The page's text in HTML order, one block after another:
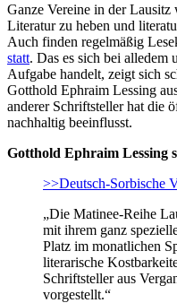
Ganze Vereine in der
Literatur zu heben und
Auch finden regelmäßig
statt. Das es sich bei alledem
Aufgabe handelt, zeigt sich
Gotthold Ephraim Lessing
anderer Schriftsteller hat die
nachhaltig beeinflusst.
Gotthold Ephraim Lessing
>>Deutsch-Sorbische
„Die Matinee-Reihe
mit ihrem ganz
Platz im monatlichen
literarische
Schriftsteller aus
vorgestellt.“